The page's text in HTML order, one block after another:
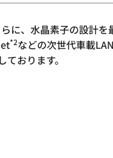
に、水晶素子の設計を
*2などの次世代車載
おります。